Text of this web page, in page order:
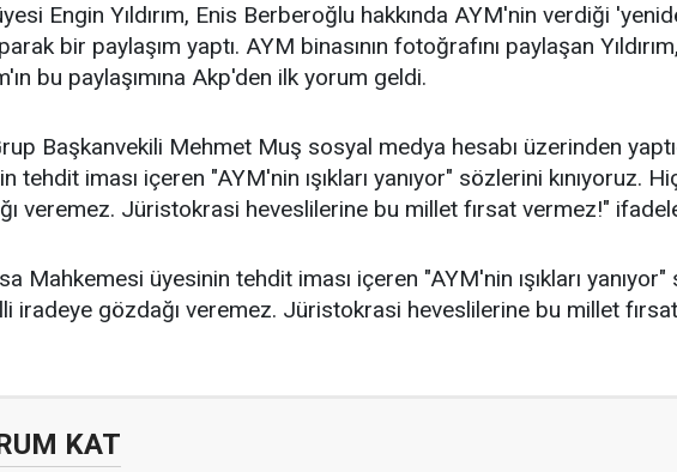
Engin Yıldırım, Enis Berberoğlu hakkında AYM'nin verdiği
bir paylaşım yaptı. AYM binasının fotoğrafını paylaşan
bu paylaşımına Akp'den ilk yorum geldi.
Başkanvekili Mehmet Muş sosyal medya hesabı üzerinden
tehdit iması içeren "AYM'nin ışıkları yanıyor" sözlerini kınıyoruz.
veremez. Jüristokrasi heveslilerine bu millet fırsat vermez!"
Mahkemesi üyesinin tehdit iması içeren "AYM'nin ışıkları
iradeye gözdağı veremez. Jüristokrasi heveslilerine bu millet
KAT